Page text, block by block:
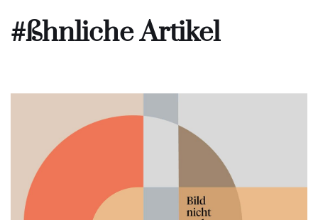
#ßhnliche Artikel